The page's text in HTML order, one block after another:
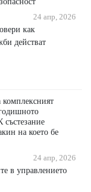
24 апр, 2026
как
действат
комплексният
на което бе
24 апр, 2026
в управлението